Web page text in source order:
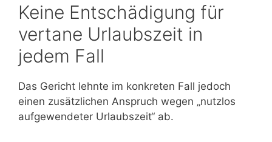
Keine Entschädigung für
vertane Urlaubszeit in
jedem Fall
Das Gericht lehnte im konkreten Fall jedoch
einen zusätzlichen Anspruch wegen „nutzlos
aufgewendeter Urlaubszeit“ ab.